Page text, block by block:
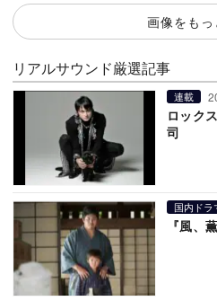
画像をもっ
リアルサウンド厳選記事
連載
ロック
司
国内ドラ
『風、